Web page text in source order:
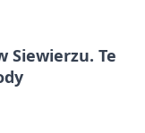
Siewierzu. Te